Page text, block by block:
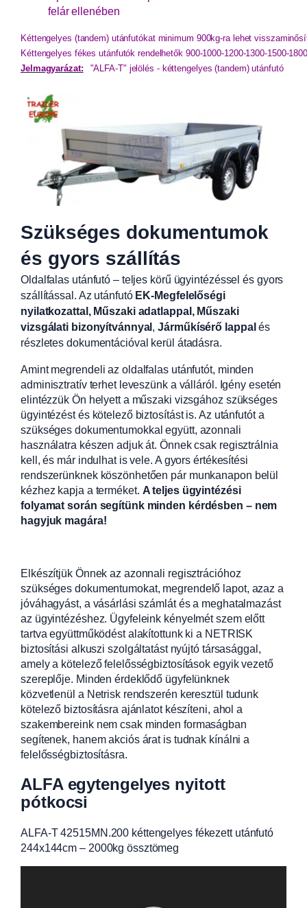
felár ellenében
Kéttengelyes (tandem) utánfutókat minimum 900kg-ra lehet
Kéttengelyes fékes utánfutók rendelhetők 900-1000-1200-1300-1500-
Jelmagyarázat:
"ALFA-T" jelölés - kéttengelyes (tandem) utánfutó
Szükséges dokumentumok
és gyors szállítás
Oldalfalas utánfutó – teljes körű ügyintézéssel és gyors
szállítással. Az utánfutó EK-Megfelelőségi
nyilatkozattal, Műszaki adatlappal, Műszaki
vizsgálati bizonyítvánnyal ,Járműkísérő lappal és
részletes dokumentációval kerül átadásra.
Amint megrendeli az oldalfalas utánfutót, minden
adminisztratív terhet leveszünk a válláról. Igény esetén
elintézzük Ön helyett a műszaki vizsgához szükséges
ügyintézést és kötelező biztosítást is. Az utánfutót a
szükséges dokumentumokkal együtt, azonnali
használatra készen adjuk át. Önnek csak regisztrálnia
kell, és már indulhat is vele. A gyors értékesítési
rendszerünknek köszönhetően pár munkanapon belül
kézhez kapja a terméket. A teljes ügyintézési
folyamat során segítünk minden kérdésben – nem
hagyjuk magára!
Elkészítjük Önnek az azonnali regisztrációhoz
szükséges dokumentumokat, megrendelő lapot, azaz a
jóváhagyást, a vásárlási számlát és a meghatalmazást
az ügyintézéshez. Ügyfeleink kényelmét szem előtt
tartva együttműködést alakítottunk ki a NETRISK
biztosítási alkuszi szolgáltatást nyújtó társasággal,
amely a kötelező felelősségbiztosítások egyik vezető
szereplője. Minden érdeklődő ügyfelünknek
közvetlenül a Netrisk rendszerén keresztül tudunk
kötelező biztosításra ajánlatot készíteni, ahol a
szakembereink nem csak minden formaságban
segítenek, hanem akciós árat is tudnak kínálni a
felelősségbiztosításra.
ALFA egytengelyes nyitott
pótkocsi
ALFA-T 42515MN.200 kéttengelyes fékezett utánfutó
244x144cm – 2000kg össztömeg